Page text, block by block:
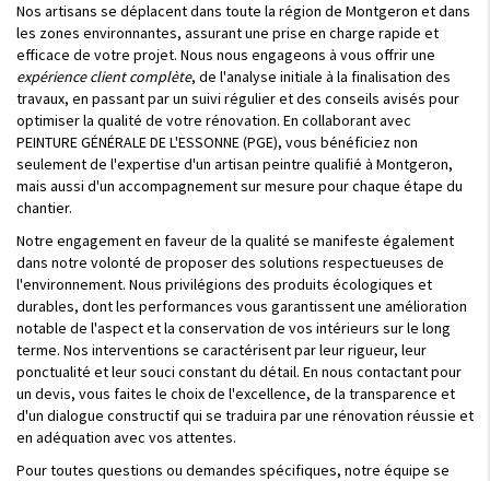
Nos artisans se déplacent dans toute la région de Montgeron et dans
les zones environnantes, assurant une prise en charge rapide et
efficace de votre projet. Nous nous engageons à vous offrir une
expérience client complète, de l'analyse initiale à la finalisation des
travaux, en passant par un suivi régulier et des conseils avisés pour
optimiser la qualité de votre rénovation. En collaborant avec
PEINTURE GÉNÉRALE DE L'ESSONNE (PGE), vous bénéficiez non
seulement de l'expertise d'un artisan peintre qualifié à Montgeron,
mais aussi d'un accompagnement sur mesure pour chaque étape du
chantier.
Notre engagement en faveur de la qualité se manifeste également
dans notre volonté de proposer des solutions respectueuses de
l'environnement. Nous privilégions des produits écologiques et
durables, dont les performances vous garantissent une amélioration
notable de l'aspect et la conservation de vos intérieurs sur le long
terme. Nos interventions se caractérisent par leur rigueur, leur
ponctualité et leur souci constant du détail. En nous contactant pour
un devis, vous faites le choix de l'excellence, de la transparence et
d'un dialogue constructif qui se traduira par une rénovation réussie et
en adéquation avec vos attentes.
Pour toutes questions ou demandes spécifiques, notre équipe se